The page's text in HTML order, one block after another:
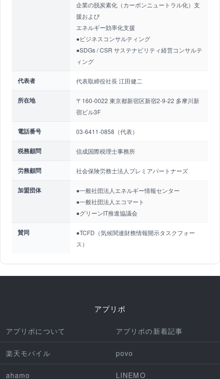
企業の脱炭素化（カーボンニュートラル化）支
援および
エネルギー効率化支援
●ビジネスコンサルティング
●SDGs / CSR サステナビリティ経営コンサルテ
ィング
代表者 代表取締役社長 江田健二
所在地
〒160-0022 東京都新宿区新宿2-9-22 多摩川新
宿ビル3F
電話番号 03-6411-0858（代表）
税務顧問 信成国際税理士事務所
労務顧問 社会保険労務士法人プレミアパートナーズ
加盟団体
●一般社団法人エネルギー情報センター
●一般社団法人エコマート
●グリーンIT推進協議会
賛同
●TCFD（気候関連財務情報開示タスクフォー
ス）
アプリポ
アプリポについて アプリポの新着記事
楽天モバイル povo
ahamo LINEMO